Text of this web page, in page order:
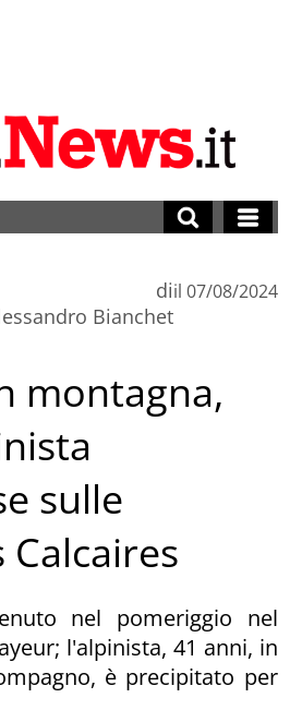
di
Bianchet
il 07/08/2024
montagna,
sulle
nel pomeriggio nel
l'alpinista, 41 anni, in
è precipitato per